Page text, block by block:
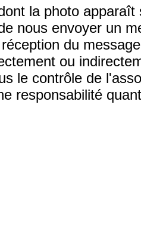
la photo
nous envoyer un
du
ou
le contrôle de
responsabilité